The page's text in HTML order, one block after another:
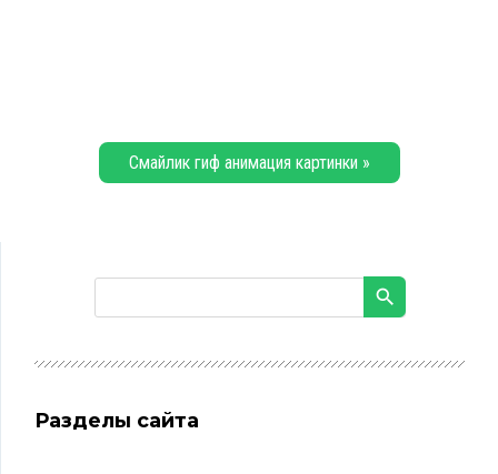
Смайлик гиф анимация картинки »
Разделы сайта